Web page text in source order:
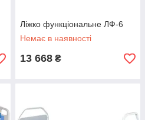
Ліжко функціональне ЛФ-6
Немає в наявності
13 668 ₴